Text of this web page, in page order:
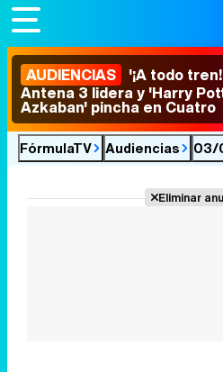
AUDIENCIAS '¡A todo
Antena 3 lidera y 'Harry
Azkaban' pincha en Cuatro
FórmulaTV Audiencias 03/
Eliminar